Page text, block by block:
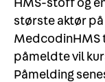
HMS-stoff og
største aktør
MedcodinHMS
påmeldte vil
Påmelding